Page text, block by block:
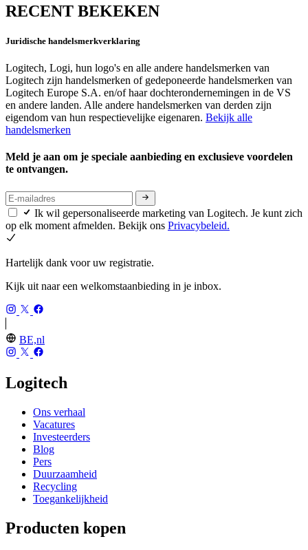
RECENT BEKEKEN
Juridische handelsmerkverklaring
Logitech, Logi, hun logo's en alle andere handelsmerken van
Logitech zijn handelsmerken of gedeponeerde handelsmerken van
Logitech Europe S.A. en/of haar dochterondernemingen in de VS
en andere landen. Alle andere handelsmerken van derden zijn
eigendom van hun respectievelijke eigenaren. Bekijk alle
handelsmerken
Meld je aan om je speciale aanbieding en exclusieve voordelen
te ontvangen.
Ik wil gepersonaliseerde marketing van Logitech. Je kunt zich
op elk moment afmelden. Bekijk ons Privacybeleid.
Hartelijk dank voor uw registratie.
Kijk uit naar een welkomstaanbieding in je inbox.
BE,nl
Logitech
Ons verhaal
Vacatures
Investeerders
Blog
Pers
Duurzaamheid
Recycling
Toegankelijkheid
Producten kopen